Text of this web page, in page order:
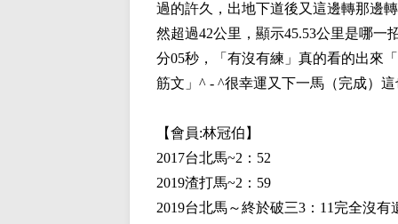
過的許久，出地下道後又這邊轉那邊
然超過42公里，顯示45.53公里是哪一
分05秒，「有沒有練」真的看的出來
筋文」^ - ^很幸運又下一馬（完成）
【會員:林冠伯 】
2017台北馬~2：52
2019渣打馬~2：59
2019台北馬～終於破三3：11完全沒有